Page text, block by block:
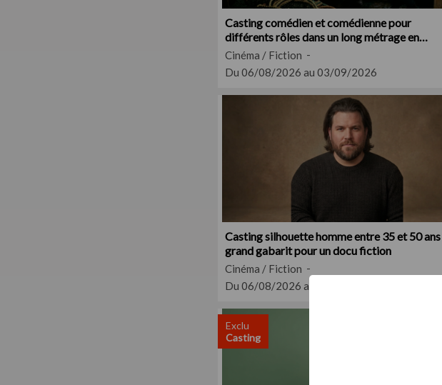
Casting comédien et comédienne pour
différents rôles dans un long métrage en
Normandie
Cinéma / Fiction
Du 06/08/2026 au 03/09/2026
Casting silhouette homme entre 35 et 50 ans
grand gabarit pour un docu fiction
Cinéma / Fiction
Du 06/08/2026 au 20/08/2026
Exclu
Casting